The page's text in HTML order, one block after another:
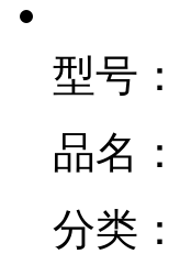
型号：
品名：
分类：